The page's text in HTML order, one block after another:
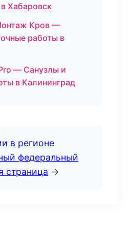
Хабаровск
Кров —
работы в
— Санузлы и
в Калининград
в регионе
федеральный
страница →